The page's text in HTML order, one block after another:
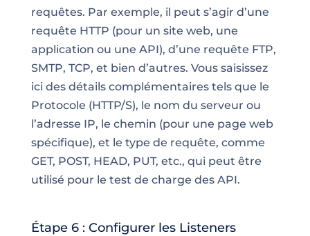
requêtes. Par exemple, il peut s’agir d’une
requête HTTP (pour un site web, une
application ou une API), d’une requête FTP,
SMTP, TCP, et bien d’autres. Vous saisissez
ici des détails complémentaires tels que le
Protocole (HTTP/S), le nom du serveur ou
l’adresse IP, le chemin (pour une page web
spécifique), et le type de requête, comme
GET, POST, HEAD, PUT, etc., qui peut être
utilisé pour le test de charge des API.
Étape 6 : Configurer les Listeners